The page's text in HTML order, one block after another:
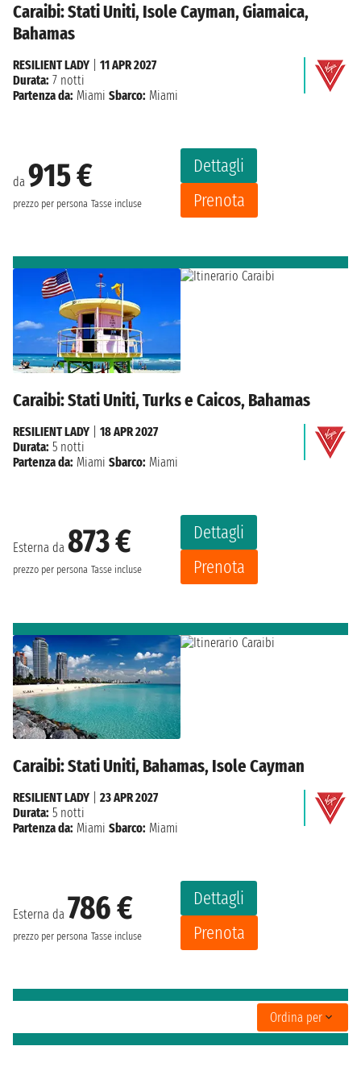
Caraibi: Stati Uniti, Isole Cayman, Giamaica,
Bahamas
da 915 €
prezzo per persona Tasse incluse
Dettagli
Prenota
RESILIENT LADY
11 APR 2027
Durata: 7 notti
Partenza da: Miami Sbarco: Miami
Caraibi: Stati Uniti, Turks e Caicos, Bahamas
Esterna da 873 €
prezzo per persona Tasse incluse
Dettagli
Prenota
RESILIENT LADY
18 APR 2027
Durata: 5 notti
Partenza da: Miami Sbarco: Miami
Caraibi: Stati Uniti, Bahamas, Isole Cayman
Esterna da 786 €
prezzo per persona Tasse incluse
Dettagli
Prenota
RESILIENT LADY
23 APR 2027
Durata: 5 notti
Partenza da: Miami Sbarco: Miami
Ordina per